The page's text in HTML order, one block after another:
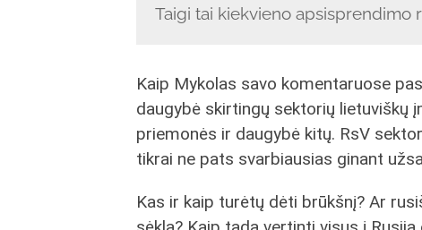
Taigi tai kiekvieno apsisprendimo
Kaip Mykolas savo komentaruose
daugybė skirtingų sektorių lietuviškų
priemonės ir daugybė kitų. RsV
tikrai ne pats svarbiausias ginant
Kas ir kaip turėtų dėti brūkšnį? Ar